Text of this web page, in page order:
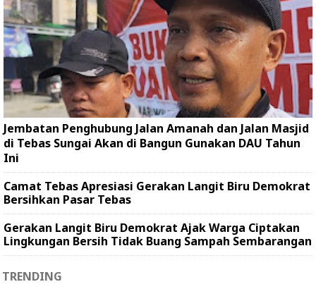
Jembatan Penghubung Jalan Amanah dan Jalan Masjid
di Tebas Sungai Akan di Bangun Gunakan DAU Tahun
Ini
Camat Tebas Apresiasi Gerakan Langit Biru Demokrat
Bersihkan Pasar Tebas
Gerakan Langit Biru Demokrat Ajak Warga Ciptakan
Lingkungan Bersih Tidak Buang Sampah Sembarangan
TRENDING